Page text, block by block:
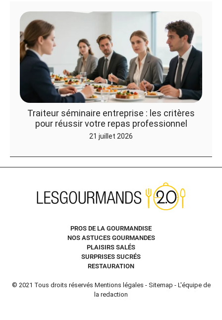
Traiteur séminaire entreprise : les critères
pour réussir votre repas professionnel
21 juillet 2026
PROS DE LA GOURMANDISE
NOS ASTUCES GOURMANDES
PLAISIRS SALÉS
SURPRISES SUCRÉS
RESTAURATION
© 2021 Tous droits réservés Mentions légales - Sitemap - L'équipe de
la redaction